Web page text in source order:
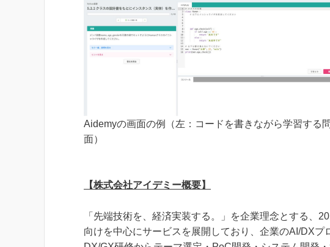
Aidemyの画面の例（左：コードを書きながら学習する
面）
【株式会社アイデミー概要】
「先端技術を、経済実装する。」を企業理念とする、
向けを中心にサービスを展開しており、企業のAI/DXプ